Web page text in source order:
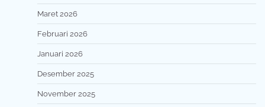
Maret 2026
Februari 2026
Januari 2026
Desember 2025
November 2025